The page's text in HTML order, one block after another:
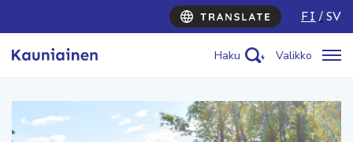
FI SV
Haku Valikko